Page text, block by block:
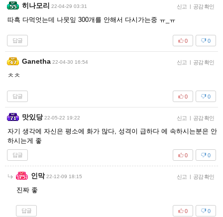
히나모리 22-04-29 03:31 신고 공감 확인
따흑 다먹엇는데 나뭇잎 300개를 안해서 다시가는중 ㅠ_ㅠ
답글 0
0
Ganetha 22-04-30 16:54 신고 공감 확인
ㅊㅊ
답글 0
0
맛있당 22-05-22 19:22 신고 공감 확인
자기 생각에 자신은 평소에 화가 많다, 성격이 급하다 에 속하시는분은 안
하시는게 좋
답글 0
0
인막 22-12-09 18:15 신고 공감 확인
진짜 좋
답글 0
0